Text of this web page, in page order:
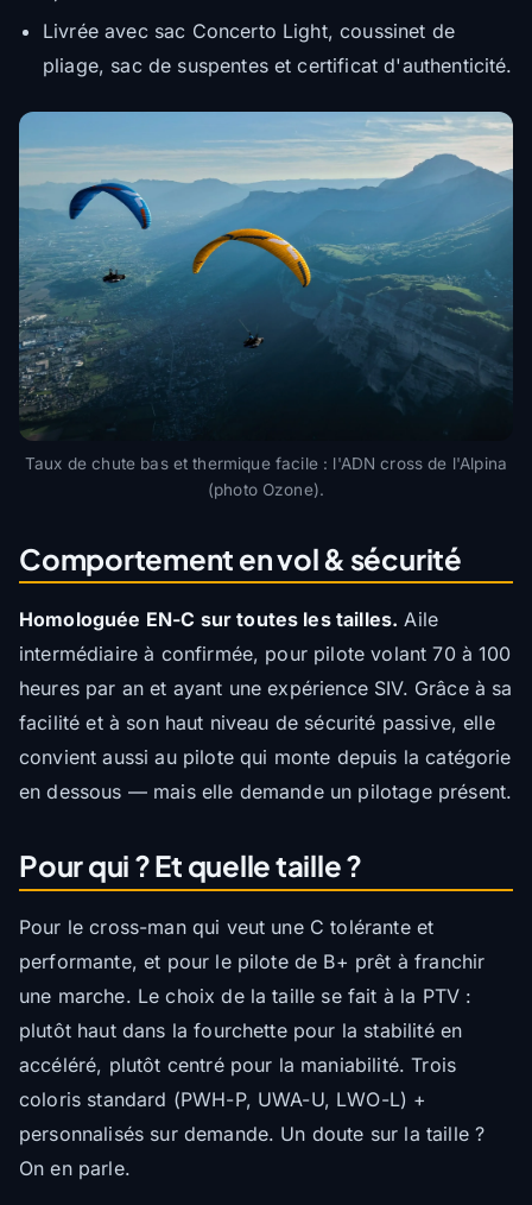
Livrée avec sac Concerto Light, coussinet de
pliage, sac de suspentes et certificat d'authenticité.
Taux de chute bas et thermique facile : l'ADN cross de l'Alpina
(photo Ozone).
Comportement en vol & sécurité
Homologuée EN-C sur toutes les tailles. Aile
intermédiaire à confirmée, pour pilote volant 70 à 100
heures par an et ayant une expérience SIV. Grâce à sa
facilité et à son haut niveau de sécurité passive, elle
convient aussi au pilote qui monte depuis la catégorie
en dessous — mais elle demande un pilotage présent.
Pour qui ? Et quelle taille ?
Pour le cross-man qui veut une C tolérante et
performante, et pour le pilote de B+ prêt à franchir
une marche. Le choix de la taille se fait à la PTV :
plutôt haut dans la fourchette pour la stabilité en
accéléré, plutôt centré pour la maniabilité. Trois
coloris standard (PWH-P, UWA-U, LWO-L) +
personnalisés sur demande. Un doute sur la taille ?
On en parle.